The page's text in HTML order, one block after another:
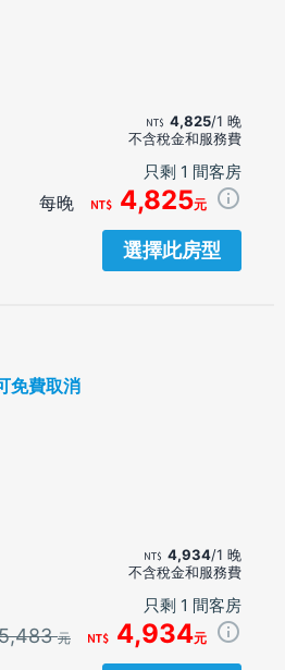
4,825/1 晚
不含稅金和服務費
只剩 1 間客房
每晚 4,825元
選擇此房型
免費取消
4,934/1 晚
不含稅金和服務費
只剩 1 間客房
元 4,934元